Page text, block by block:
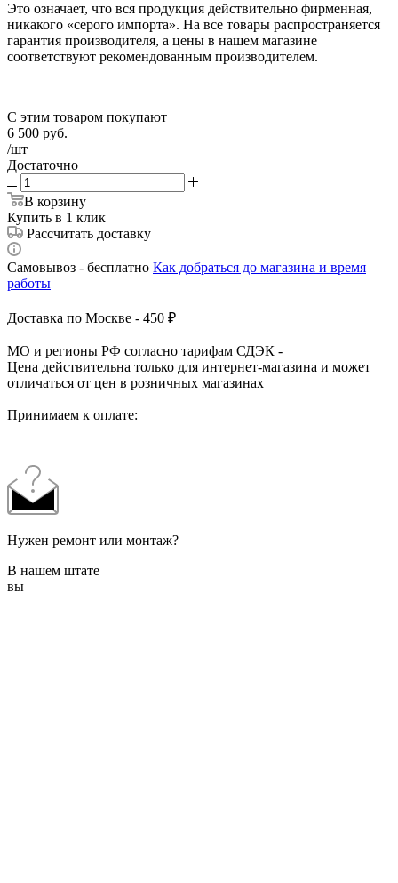
Это означает, что вся продукция действительно фирменная,
никакого «серого импорта». На все товары распространяется
гарантия производителя, а цены в нашем магазине
соответствуют рекомендованным производителем.
С этим товаром покупают
6 500 руб.
/шт
Достаточно
В корзину
Купить в 1 клик
Рассчитать доставку
Самовывоз - бесплатно Как добраться до магазина и время
работы
Доставка по Москве - 450 ₽
МО и регионы РФ согласно тарифам СДЭК -
Цена действительна только для интернет-магазина и может
отличаться от цен в розничных магазинах
Принимаем к оплате:
Нужен ремонт или монтаж?
В нашем штате
вы